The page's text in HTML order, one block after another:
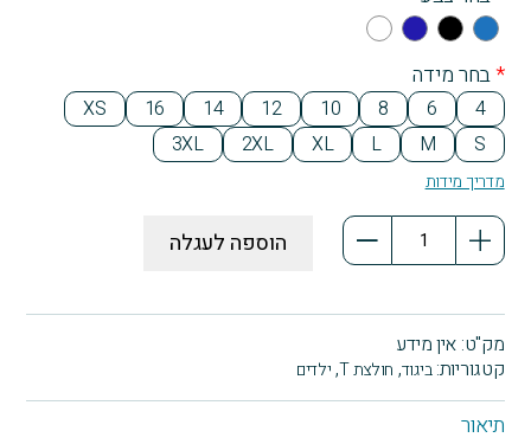
Blu
e
Bla
Na
Blu
e
Whi
*בחר מידה
4
6
8
10
12
14
16
XS
S
M
L
XL
2XL
3XL
מדריך מידות
כמות
טריקו
שרוול
קצר
הוספה לעגלה
תיאור
מק"ט: אין מידע
קטגוריות:ביגוד, חולצת T ,ילדים